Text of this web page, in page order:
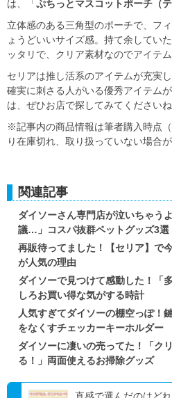
は、「ぷちっとマスコットポーチ（テ
立体感のある三角型のポーチで、フ
ょうどいいサイズ感。持て余してい
ッタリで、クリア素材なのでアイテ
セリアは推し活系のアイテムが充実
確実に刺さる人がいる優秀アイテム
は、ぜひお店で探してみてくださいね
※記事内の商品情報は筆者購入時点
り在庫切れ、取り扱っていない場合が
関連記事
ダイソーさん専門店が泣いちゃう
議…」コスパ抜群ペットグッズ3選
再販待ってました！【セリア】で
が人気の理由
ダイソーで見つけて感動した！「
しろお買い得な気がする時計
人気すぎてダイソーの棚空っぽ！
をなくすチェッカーキーホルダー
ダイソーに凄いの売ってた！「ク
る！」両面使えるお掃除グッズ